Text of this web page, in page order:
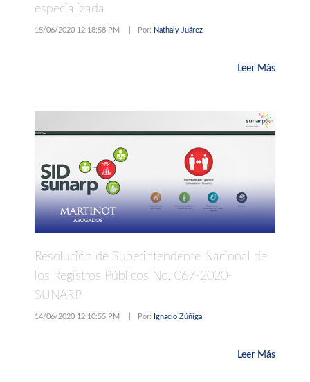
especializada
15/06/2020 12:18:58 PM Por: Nathaly Juárez
Leer Más
Resolución de Superintendente Nacional de
los Registros Públicos No. 067-2020-
SUNARP
14/06/2020 12:10:55 PM Por: Ignacio Zúñiga
Leer Más